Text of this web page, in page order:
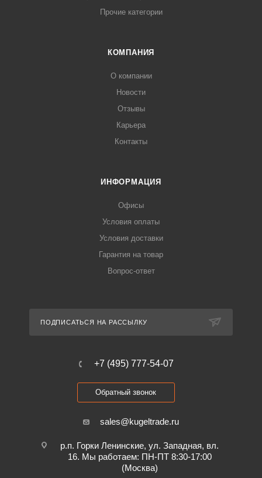
Прочие категории
КОМПАНИЯ
О компании
Новости
Отзывы
Карьера
Контакты
ИНФОРМАЦИЯ
Офисы
Условия оплаты
Условия доставки
Гарантия на товар
Вопрос-ответ
ПОДПИСАТЬСЯ НА РАССЫЛКУ
+7 (495) 777-54-07
Обратный звонок
sales@kugeltrade.ru
р.п. Горки Ленинские, ул. Западная, вл.
16. Мы работаем: ПН-ПТ 8:30-17:00
(Москва)